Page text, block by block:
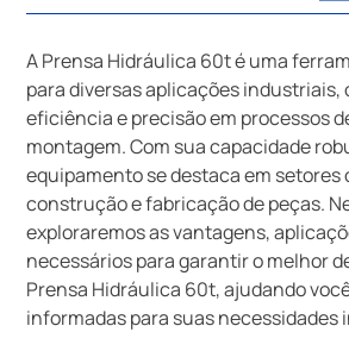
A Prensa Hidráulica 60t é uma
para diversas aplicações industriais,
eficiência e precisão em processos
montagem. Com sua capacidade
equipamento se destaca em setores
construção e fabricação de peças.
exploraremos as vantagens,
necessários para garantir o melhor
Prensa Hidráulica 60t, ajudando
informadas para suas necessidades